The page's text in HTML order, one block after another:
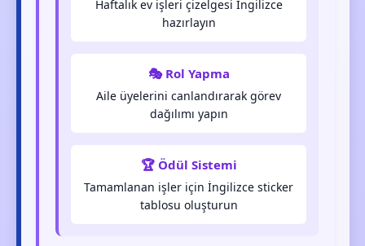
Haftalık ev işleri çizelgesi İngilizce
hazırlayın
🎭 Rol Yapma
Aile üyelerini canlandırarak görev
dağılımı yapın
🏆 Ödül Sistemi
Tamamlanan işler için İngilizce sticker
tablosu oluşturun